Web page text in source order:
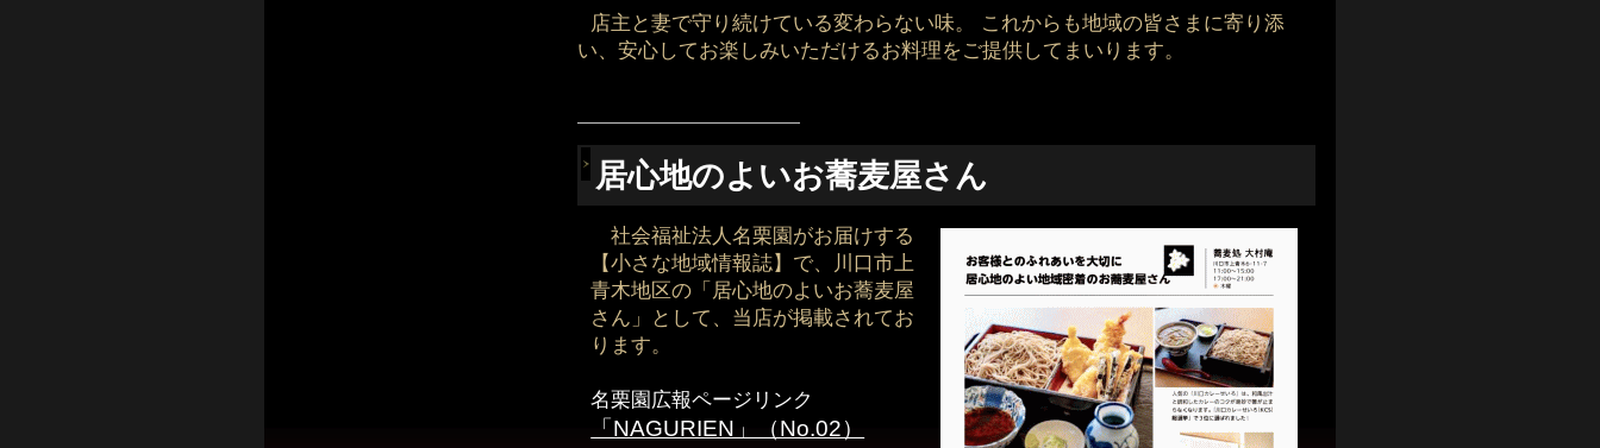
店主と妻で守り続けている変わらない味。 これからも地域の皆さまに寄り添
い、安心してお楽しみいただけるお料理をご提供してまいります。
―――――――――――――――――
居心地のよいお蕎麦屋さん
社会福祉法人名栗園がお届けする
【小さな地域情報誌】で、川口市上
青木地区の「居心地のよいお蕎麦屋
さん」として、当店が掲載されてお
ります。
名栗園広報ページリンク
「NAGURIEN」（No.02）